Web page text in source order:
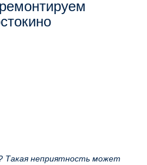
Такая неприятность может